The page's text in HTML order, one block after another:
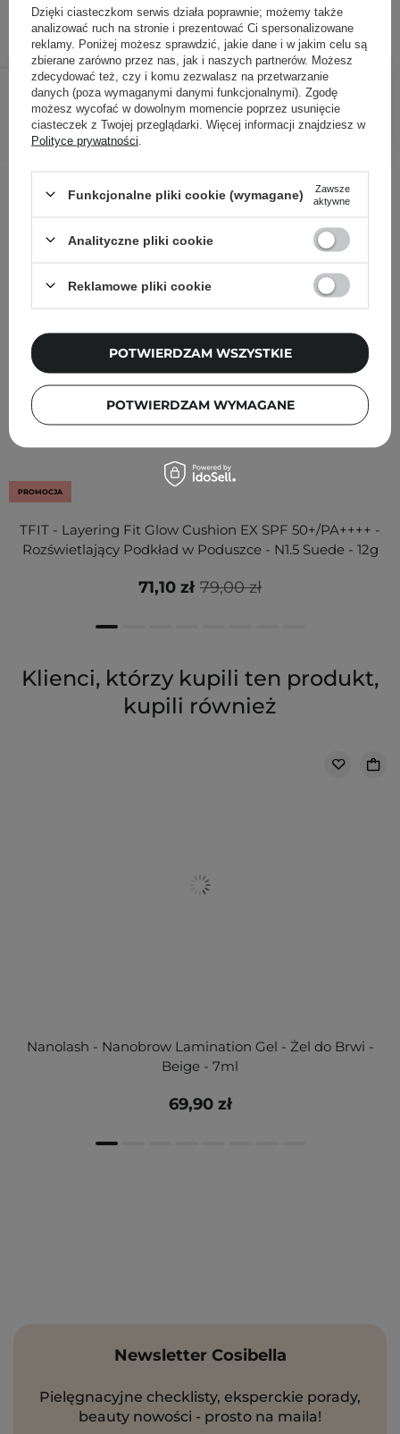
199,00 zł / szt.
DODAJ DO KOSZYKA
Inni klienci sprawdzali również
PROMOCJA
TFIT - Layering Fit Glow Cushion EX SPF 50+/PA++++ -
Rozświetlający Podkład w Poduszce - N1.5 Suede - 12g
79,00 zł
71,10 zł
Klienci, którzy kupili ten produkt,
kupili również
Nanolash - Nanobrow Lamination Gel - Żel do Brwi -
Beige - 7ml
69,90 zł
Newsletter Cosibella
Pielęgnacyjne checklisty, eksperckie porady,
beauty nowości - prosto na maila!
Dzięki ciasteczkom serwis działa poprawnie; możemy także
analizować ruch na stronie i prezentować Ci spersonalizowane
reklamy. Poniżej możesz sprawdzić, jakie dane i w jakim celu są
zbierane zarówno przez nas, jak i naszych partnerów. Możesz
zdecydować też, czy i komu zezwalasz na przetwarzanie
danych (poza wymaganymi danymi funkcjonalnymi). Zgodę
możesz wycofać w dowolnym momencie poprzez usunięcie
ciasteczek z Twojej przeglądarki. Więcej informacji znajdziesz w
Polityce prywatności
Funkcjonalne pliki cookie (wymagane)
Zawsze
aktywne
Analityczne pliki cookie
Reklamowe pliki cookie
POTWIERDZAM WYMAGANE
POTWIERDZAM WSZYSTKIE